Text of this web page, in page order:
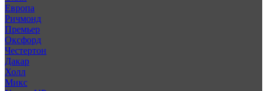
Европа
Ричмонд
Премьер
Оксфорд
Честертон
Дакар
Холл
Микс